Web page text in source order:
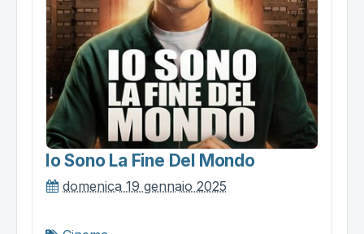
Io Sono La Fine Del Mondo
domenica 19 gennaio 2025